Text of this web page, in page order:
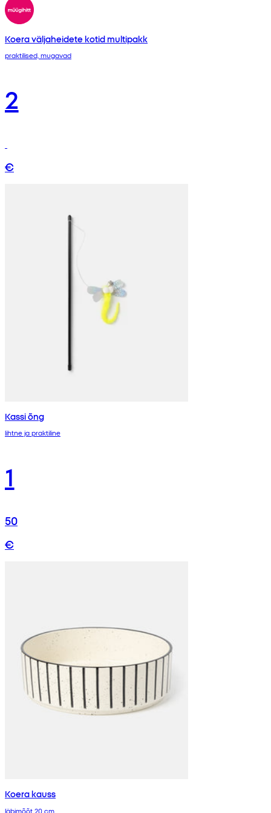
Koera väljaheidete kotid multipakk
praktilised, mugavad
2
€
Kassi õng
lihtne ja praktiline
1
50
€
Koera kauss
läbimõõt 20 cm